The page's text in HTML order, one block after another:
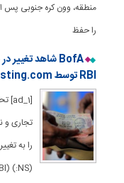
منطقه، وون کره جنوبی پس
را حفظ
RBI توسط Investing.com است
را به